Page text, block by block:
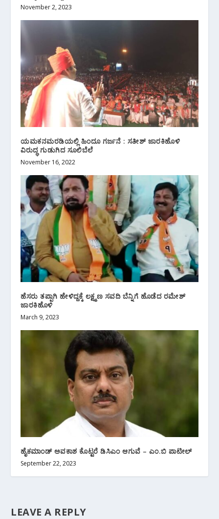
November 2, 2023
ಯಮಕನಮರಡಿಯಲ್ಲಿ ಹಿಂದೂ ಗರ್ಜನೆ : ಸತೀಶ್ ಜಾರಕಿಹೊಳಿ
ವಿರುದ್ಧ ಗುಡುಗಿದ ಸೂಲಿಬೆಲೆ
November 16, 2022
ಹೆಸರು ತಪ್ಪಾಗಿ ಹೇಳಿದ್ದಕ್ಕೆ ಲಕ್ಷ್ಮಣ ಸವದಿ ಬೆನ್ನಿಗೆ ಹೊಡೆದ ರಮೇಶ್
ಜಾರಕಿಹೊಳಿ
March 9, 2023
ಹೈಕಮಾಂಡ್ ಅವಕಾಶ ಕೊಟ್ಟರೆ ಡಿಸಿಎಂ ಆಗುವೆ – ಎಂ.ಬಿ ಪಾಟೀಲ್
September 22, 2023
LEAVE A REPLY